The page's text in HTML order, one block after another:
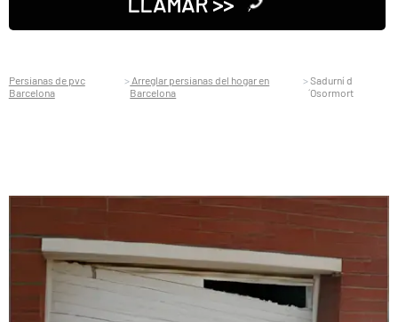
Persianas de pvc
Barcelona
Arreglar persianas del hogar en
Barcelona
Sadurní d
´Osormort